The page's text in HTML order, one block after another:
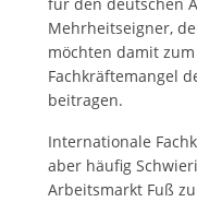
Mehrheitseigner,
möchten damit
Fachkräftemangel
beitragen.
Internationale
aber häufig
Arbeitsmarkt Fuß